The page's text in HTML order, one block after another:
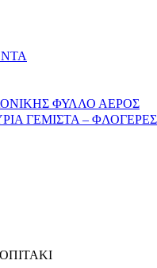
ΦΥΛΛΟ ΑΕΡΟΣ
ΓΕΜΙΣΤΑ – ΦΛΟΓΕΡΕΣ